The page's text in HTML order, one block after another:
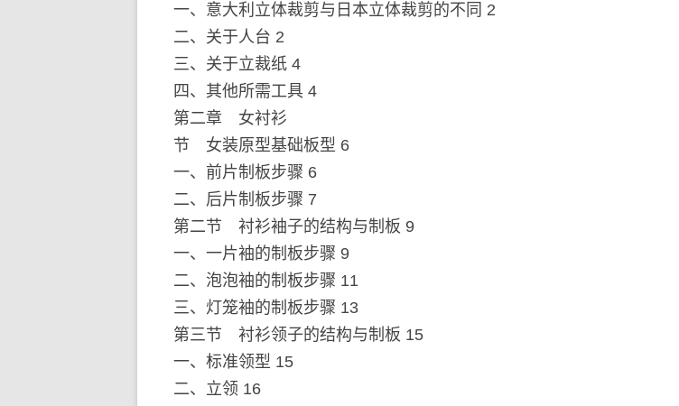
一、意大利立体裁剪与日本立体裁剪的不同 2
二、关于人台 2
三、关于立裁纸 4
四、其他所需工具 4
第二章 女衬衫
节 女装原型基础板型 6
一、前片制板步骤 6
二、后片制板步骤 7
第二节 衬衫袖子的结构与制板 9
一、一片袖的制板步骤 9
二、泡泡袖的制板步骤 11
三、灯笼袖的制板步骤 13
第三节 衬衫领子的结构与制板 15
一、标准领型 15
二、立领 16